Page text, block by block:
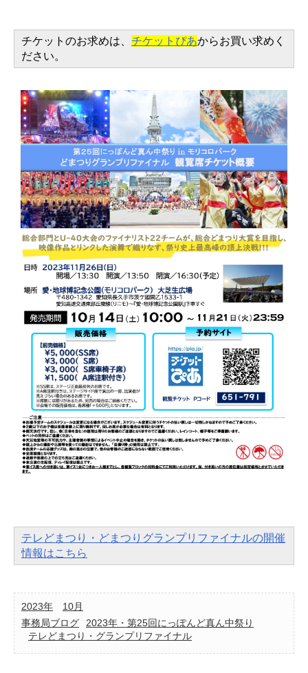
チケットのお求めは、 チケットぴあからお買い求めく
ださい。
テレどまつり・どまつりグランプリファイナルの開催
情報はこちら
2023年
10月
事務局ブログ
2023年・第25回にっぽんど真ん中祭り
テレどまつり・グランプリファイナル